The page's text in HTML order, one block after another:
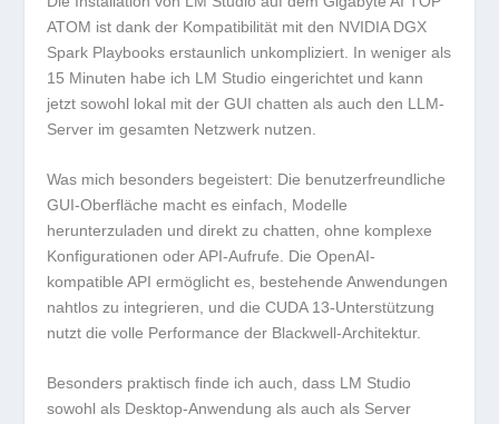
ATOM ist dank der Kompatibilität mit den NVIDIA DGX
Spark Playbooks erstaunlich unkompliziert. In weniger als
15 Minuten habe ich LM Studio eingerichtet und kann
jetzt sowohl lokal mit der GUI chatten als auch den LLM-
Server im gesamten Netzwerk nutzen.
Was mich besonders begeistert: Die benutzerfreundliche
GUI-Oberfläche macht es einfach, Modelle
herunterzuladen und direkt zu chatten, ohne komplexe
Konfigurationen oder API-Aufrufe. Die OpenAI-
kompatible API ermöglicht es, bestehende Anwendungen
nahtlos zu integrieren, und die CUDA 13-Unterstützung
nutzt die volle Performance der Blackwell-Architektur.
Besonders praktisch finde ich auch, dass LM Studio
sowohl als Desktop-Anwendung als auch als Server